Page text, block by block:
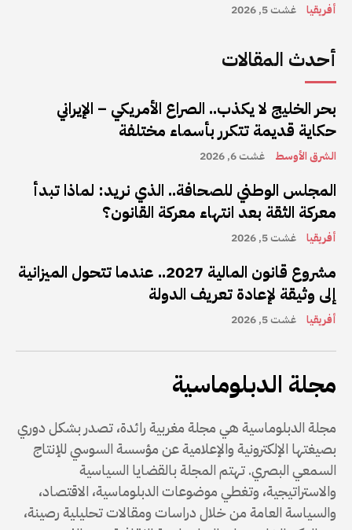
أفريقيا غشت 5, 2026
أحدث المقالات
بحر الخليج لا يكذب.. الصراع الأمريكي – الإيراني
حكاية قديمة تتكرر بأسماء مختلفة
الشرق الأوسط غشت 6, 2026
المجلس الوطني للصحافة.. الذي نريد: لماذا تبدأ
معركة الثقة بعد انتهاء معركة القانون؟
أفريقيا غشت 5, 2026
مشروع قانون المالية 2027.. عندما تتحول الميزانية
إلى وثيقة لإعادة تعريف الدولة
أفريقيا غشت 5, 2026
مجلة الدبلوماسية
مجلة الدبلوماسية هي مجلة مغربية رائدة، تصدر بشكل دوري
بصيغتها الإلكترونية والإعلامية عن مؤسسة السوسي للإنتاج
السمعي البصري. تهتم المجلة بالقضايا السياسية
والاستراتيجية، وتغطي موضوعات الدبلوماسية، الاقتصاد،
والسياسة العامة من خلال دراسات ومقالات تحليلية رصينة،